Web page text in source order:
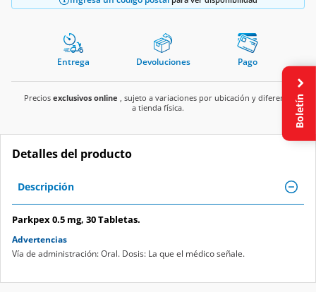
Entrega Devoluciones Pago
Precios exclusivos online , sujeto a variaciones por ubicación y diferente
a tienda física.
Detalles del producto
Descripción
Parkpex 0.5 mg, 30 Tabletas.
Advertencias
Vía de administración: Oral. Dosis: La que el médico señale.
Boletín